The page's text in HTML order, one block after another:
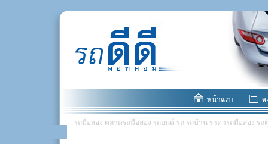
รถมือสอง ตลาดรถมือสอง รถยนต์ รถ รถบ้าน ราคารถมือสอง รถ